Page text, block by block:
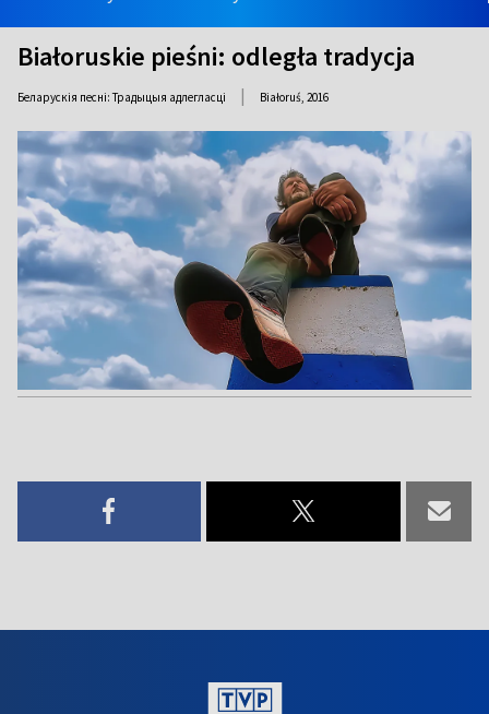
Białoruskie pieśni: odległa tradycja
Беларускія песні: Традыцыя адлегласці | Białoruś, 2016